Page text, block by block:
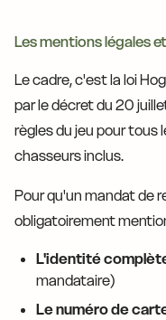
Les mentions légales
Le cadre, c'est la loi
par le décret du 20
règles du jeu pour tous
chasseurs inclus.
Pour qu'un mandat de
obligatoirement
L'identité
mandataire)
Le numéro de